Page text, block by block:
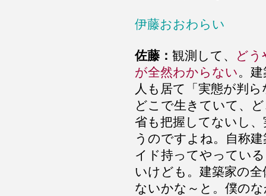
伊藤おおわらい
佐藤： 観測して、
どう
が全然わからない。
人も居て「実態が判
どこで生きていて、
省も把握してないし
うのですよね。自称
イド持ってやってい
いけども。建築家の
ないかな～と。僕の